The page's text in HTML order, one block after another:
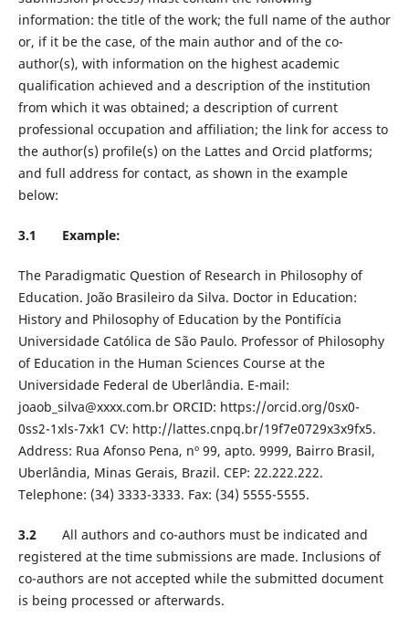
information: the title of the work; the full name of the author
or, if it be the case, of the main author and of the co-
author(s), with information on the highest academic
qualification achieved and a description of the institution
from which it was obtained; a description of current
professional occupation and affiliation; the link for access to
the author(s) profile(s) on the Lattes and Orcid platforms;
and full address for contact, as shown in the example
below:
3.1 Example:
The Paradigmatic Question of Research in Philosophy of
Education. João Brasileiro da Silva. Doctor in Education:
History and Philosophy of Education by the Pontifícia
Universidade Católica de São Paulo. Professor of Philosophy
of Education in the Human Sciences Course at the
Universidade Federal de Uberlândia. E-mail:
joaob_silva@xxxx.com.br ORCID: https://orcid.org/0sx0-
0ss2-1xls-7xk1 CV: http://lattes.cnpq.br/19f7e0729x3x9fx5.
Address: Rua Afonso Pena, nº 99, apto. 9999, Bairro Brasil,
Uberlândia, Minas Gerais, Brazil. CEP: 22.222.222.
Telephone: (34) 3333-3333. Fax: (34) 5555-5555.
3.2 All authors and co-authors must be indicated and
registered at the time submissions are made. Inclusions of
co-authors are not accepted while the submitted document
is being processed or afterwards.